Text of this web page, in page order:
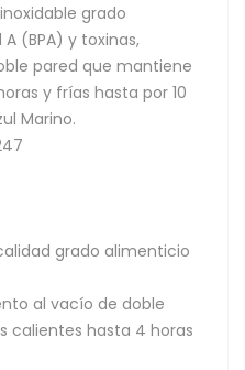
grado
(BPA) y toxinas,
pared que mantiene
y frías hasta por 10
Marino.
grado alimenticio
al vacío de doble
calientes hasta 4 horas